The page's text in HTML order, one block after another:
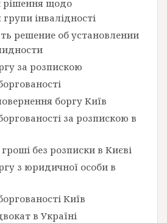
рішення щодо
інвалідності
решение об установлении
за розпискою
боргу Київ
за розпискою в
без розписки в Києві
з юридичної особи в
Київ
в Україні